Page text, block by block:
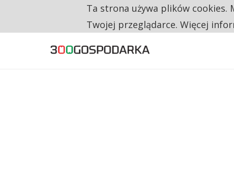
RESTRYKCJE CHIN UDERZAJĄ W
Ta strona używa plików
Twojej przeglądarce. Więcej